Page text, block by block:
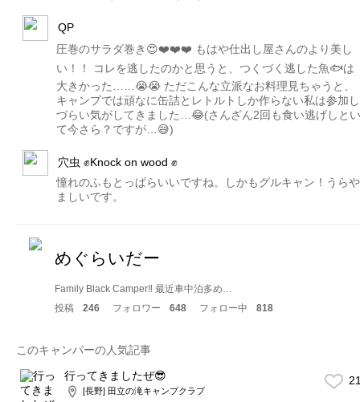
QP
圧巻のサラダ巻き😍❤️❤️❤️ もはや仕出し屋さんのより美し
い！！ コレを逃したのかと思うと、つくづく逃した魚🐟は
大きかった……😭😭 ただこんな立派なお料理見ちゃうと、
キャンプでは頑なに缶詰とレトルトしか作らない私は参加し
づらい気がしてきました…😂(さんざん2回も食い逃げしとい
て今さら？ですが…😅)
穴虫 ✊Knock on wood ✊
憧れのふもとっぱらいいですね。しかもグルキャン！うらや
ましいです。
めぐらいだー
Family Black Camper‼︎ 最近車中泊多め…
投稿
246 フォロワー 648 フォロー中 818
このキャンパーの人気記事
行ってきましたぜ😎
[長野] 田立の滝キャンプクラブ